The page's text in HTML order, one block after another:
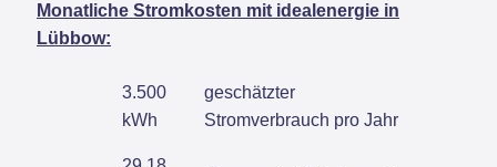
Monatliche Stromkosten mit idealenergie in
Lübbow:
3.500
kWh
geschätzter
Stromverbrauch pro Jahr